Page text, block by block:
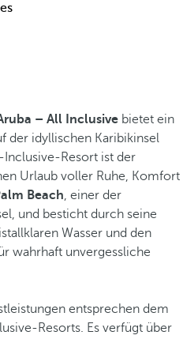
– All Inclusive bietet ein
der idyllischen Karibikinsel
Inclusive-Resort ist der
Urlaub voller Ruhe, Komfort
Beach, einer der
und besticht durch seine
Wasser und den
wahrhaft unvergessliche
entsprechen dem
Resorts. Es verfügt über